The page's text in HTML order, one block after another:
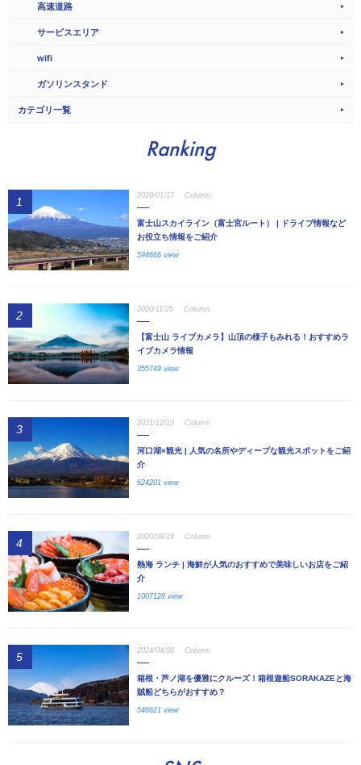
高速道路
サービスエリア
wifi
ガソリンスタンド
カテゴリ一覧
Ranking
1 2020/01/17 Column
富士山スカイライン（富士宮ルート） | ドライブ情報など
お役立ち情報をご紹介
594666 view
2 2020/11/25 Column
【富士山 ライブカメラ】山頂の様子もみれる！おすすめラ
イブカメラ情報
355749 view
3 2021/12/10 Column
河口湖×観光 | 人気の名所やディープな観光スポットをご紹
介
624201 view
4 2020/08/19 Column
熱海 ランチ | 海鮮が人気のおすすめで美味しいお店をご紹
介
1007128 view
5 2024/04/08 Column
箱根・芦ノ湖を優雅にクルーズ！箱根遊船SORAKAZEと海
賊船どちらがおすすめ？
546621 view